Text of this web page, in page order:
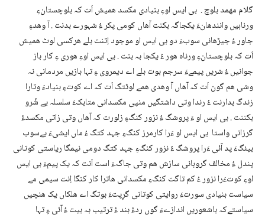
گلام مھمد بلوچ . بی ایس اوءِ بنیادی مکسد ھمیش اَت کہ بلوچستانءِ
ورناہیں وانندھانءَ یکجاگہ بکنت آھاں کومی پکر ءُ شہورے بدنت . آ وھدءِ
جاور ءُ جیڑھانی سوبءَ دو بی ایس او موجود اِتنت بلے ھرکسی لوٹ ھمیش
اَت کہ بلوچستانءِ ورناہ ھور ءُ یکجا بہ بنت . بی ایس اوءِ ھوری ءِ کار باز
جوانیں ءُ شریں پیمےءَ سرجم بوت بلے اے دیمروی ءِ تہا بازیں مردمانی نہ
وشی ھم گون اَت کہ آھاں آ وھدی ھمے لوٹتگ اَت کہ اے کوتءِ بنیادءَ وتارا
زندگ بدارنت ءُ رندا وتی داشتگیں منپی مکسدانی متابکءَ سلسلہ یے شُرو
بکننت . بی ایس او ءَ پروشگ ءُ نزور کنگءِ زلورت کہ آھاں وتی زاتی مکسدءُ
گرزانی واستا بی ایس او ءَرا کارمرز کنگءِ جہد کتگ ءُ ماں ایشیءَ بےسوب
بیئگءَ پد آئی ءَرا پروشگ ءُ نزور کنگءِ جہد کتگ دومی نیمگا ریاستی کوتانی
پندل ءُ مخالف گروہانی سازش ھم وتی جاگہءَ است اَنت کہ یک پیمءَ بی ایس
اوءِ کوتءَرا نزور ءُ کم تاگت کنگءِ مکسدانی ھاترا کار کنگا اِنت سیمی مے
سیاست بنیادی سورتءَ روایتی کوتانی گرِپتءَ بوتگ اے ھلکاں یک ھنچیں
سیاستےکہ باشعوریں اندازےءَ گوں ردءُ بند ءُ ترتیب بہ بیت ءُ آئی ءِ تہا